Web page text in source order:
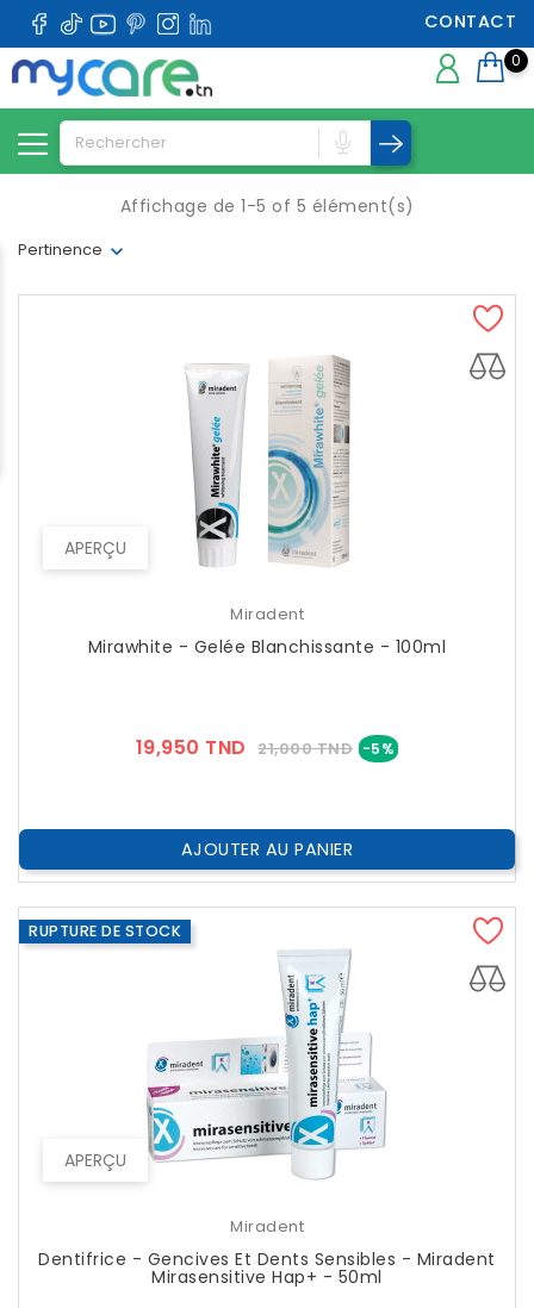
CONTACT
0
Pertinence
Affichage de 1-5 of 5 élément(s)
APERÇU
Miradent
Mirawhite - Gelée Blanchissante - 100ml
19,950 TND Prix
21,000 TND -5%Prix
AJOUTER AU PANIER
APERÇU
RUPTURE DE STOCK
Miradent
Dentifrice - Gencives Et Dents Sensibles - Miradent
Mirasensitive Hap+ - 50ml